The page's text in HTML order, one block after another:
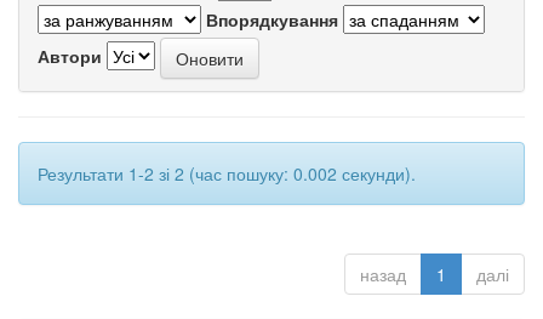
Впорядкування
Автори
Результати 1-2 зі 2 (час пошуку: 0.002 секунди).
назад 1 далі